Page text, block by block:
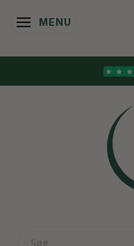
SKIFTE NAVIGATION
MENU